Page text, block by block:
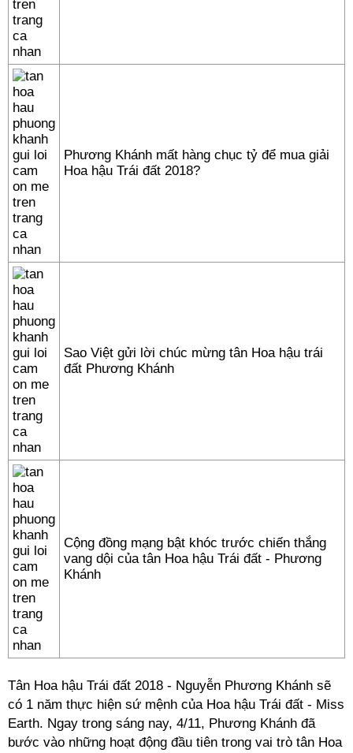
Phương Khánh mất hàng chục tỷ để mua giải
Hoa hậu Trái đất 2018?
Sao Việt gửi lời chúc mừng tân Hoa hậu trái
đất Phương Khánh
Cộng đồng mạng bật khóc trước chiến thắng
vang dội của tân Hoa hậu Trái đất - Phương
Khánh
Tân Hoa hậu Trái đất 2018 - Nguyễn Phương Khánh sẽ
có 1 năm thực hiện sứ mệnh của Hoa hậu Trái đất - Miss
Earth. Ngay trong sáng nay, 4/11, Phương Khánh đã
bước vào những hoạt động đầu tiên trong vai trò tân Hoa